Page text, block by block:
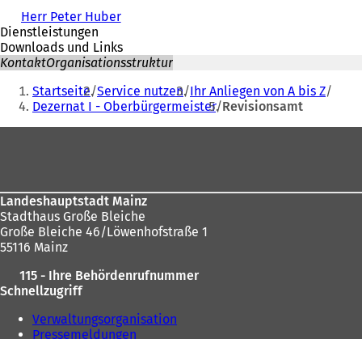
Herr Peter Huber
Dienstleistungen
Downloads und Links
KontaktOrganisationsstruktur
Sie
befinden
sich
Startseite Service nutzen Ihr Anliegen von A bis Z
Dezernat I - Oberbürgermeister Revisionsamt
Landeshauptstadt Mainz
Stadthaus Große Bleiche
Große Bleiche 46/Löwenhofstraße 1
55116 Mainz
115 - Ihre Behördenrufnummer
Schnellzugriff
Verwaltungsorganisation
Pressemeldungen